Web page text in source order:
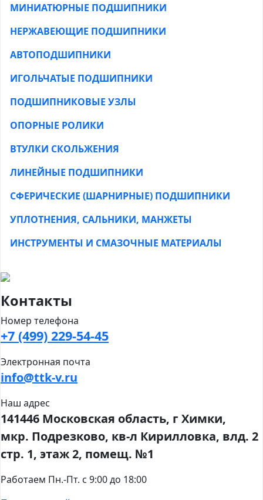
МИНИАТЮРНЫЕ ПОДШИПНИКИ
НЕРЖАВЕЮЩИЕ ПОДШИПНИКИ
АВТОПОДШИПНИКИ
ИГОЛЬЧАТЫЕ ПОДШИПНИКИ
ПОДШИПНИКОВЫЕ УЗЛЫ
ОПОРНЫЕ РОЛИКИ
ВТУЛКИ СКОЛЬЖЕНИЯ
ЛИНЕЙНЫЕ ПОДШИПНИКИ
СФЕРИЧЕСКИЕ (ШАРНИРНЫЕ) ПОДШИПНИКИ
УПЛОТНЕНИЯ, САЛЬНИКИ, МАНЖЕТЫ
ИНСТРУМЕНТЫ И СМАЗОЧНЫЕ МАТЕРИАЛЫ
Контакты
Номер телефона
+7 (499) 229-54-45
Электронная почта
info@ttk-v.ru
Наш адрес
141446 Московская область, г Химки,
мкр. Подрезково, кв-л Кирилловка, влд. 2
стр. 1, этаж 2, помещ. №1
Работаем Пн.-Пт. с 9:00 до 18:00